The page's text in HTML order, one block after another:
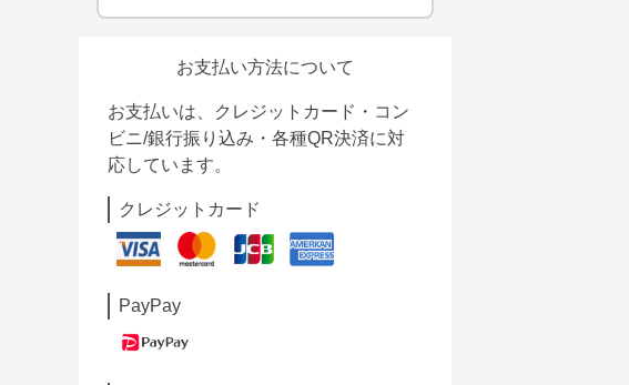
お支払い方法について
お支払いは、クレジットカード・コン
ビニ/銀行振り込み・各種QR決済に対
応しています。
クレジットカード
PayPay